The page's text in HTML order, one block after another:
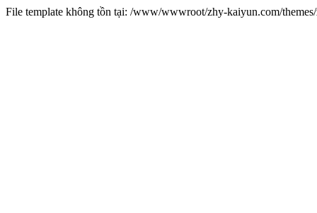
File template không tồn tại: /www/wwwroot/zhy-kaiyun.com/